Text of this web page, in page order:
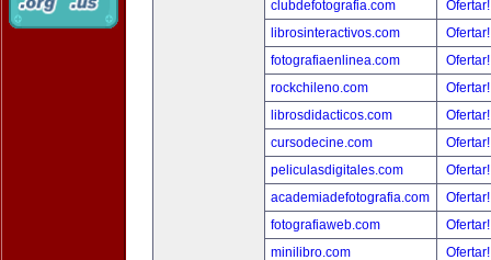
clubdefotografia.com
librosinteractivos.com
fotografiaenlinea.com
rockchileno.com
librosdidacticos.com
cursodecine.com
peliculasdigitales.com
academiadefotografia.com
fotografiaweb.com
minilibro.com